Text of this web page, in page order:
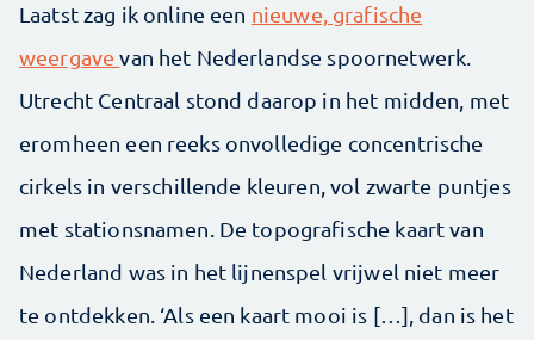
Laatst zag ik online een nieuwe, grafische
weergavevan het Nederlandse spoornetwerk.
Utrecht Centraal stond daarop in het midden, met
eromheen een reeks onvolledige concentrische
cirkels in verschillende kleuren, vol zwarte puntjes
met stationsnamen. De topografische kaart van
Nederland was in het lijnenspel vrijwel niet meer
te ontdekken. ‘Als een kaart mooi is […], dan is het